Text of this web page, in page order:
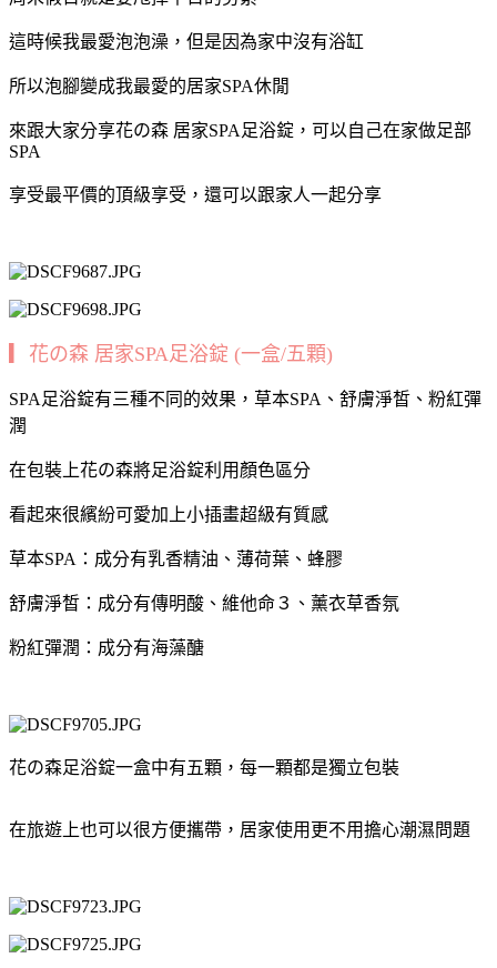
這時候我最愛泡泡澡，但是因為家中沒有浴缸
所以泡腳變成我最愛的居家SPA休閒
來跟大家分享花の森 居家SPA足浴錠，可以自己在家做足部
SPA
享受最平價的頂級享受，還可以跟家人一起分享
▎花の森 居家SPA足浴錠 (一盒/五顆)
SPA足浴錠有三種不同的效果，草本SPA、舒膚淨皙、粉紅彈
潤
在包裝上花の森將足浴錠利用顏色區分
看起來很繽紛可愛加上小插畫超級有質感
草本SPA：成分有乳香精油、薄荷葉、蜂膠
舒膚淨皙：成分有傳明酸、維他命３、薰衣草香氛
粉紅彈潤：成分有海藻醣
花の森足浴錠一盒中有五顆，每一顆都是獨立包裝
在旅遊上也可以很方便攜帶，居家使用更不用擔心潮濕問題